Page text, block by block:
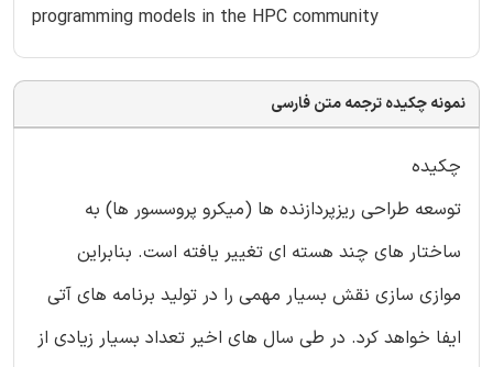
programming models in the HPC community
نمونه چکیده ترجمه متن فارسی
چکیده
توسعه طراحی ریزپردازنده ها (میکرو پروسسور ها) به
ساختار های چند هسته ای تغییر یافته است. بنابراین
موازی سازی نقش بسیار مهمی را در تولید برنامه های آتی
ایفا خواهد کرد. در طی سال های اخیر تعداد بسیار زیادی از